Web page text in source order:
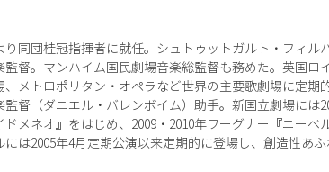
同団桂冠指揮者に就任。シュトゥットガルト・フィル
督。マンハイム国民劇場音楽総監督も務めた。英国ロ
メトロポリタン・オペラなど世界の主要歌劇場に定期
督（ダニエル・バレンボイム）助手。新国立劇場には
メネオ』をはじめ、2009・2010年ワーグナー『ニーベ
は2005年4月定期公演以来定期的に登場し、創造性あ